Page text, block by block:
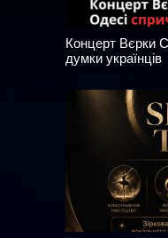
Концерт Вєрки
думки українців